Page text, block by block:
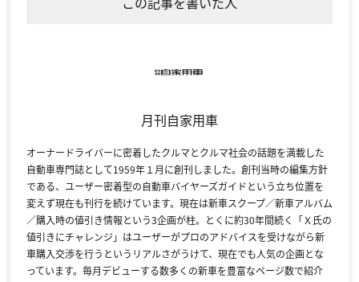
月刊自家用車
オーナードライバーに密着したクルマとクルマ社会の話題を満載した
自動車専門誌として1959年１月に創刊しました。創刊当時の編集方針
である、ユーザー密着型の自動車バイヤーズガイドという立ち位置を
変えず現在も刊行を続けています。現在は新車スクープ／新車アルバム
／購入時の値引き情報という3企画が柱。とくに約30年間続く「Ｘ氏の
値引きにチャレンジ」はユーザーがプロのアドバイスを受けながら新
車購入交渉を行うというリアルさがうけて、現在でも人気の企画とな
っています。毎月デビューする数多くの新車を豊富なページ数で紹介